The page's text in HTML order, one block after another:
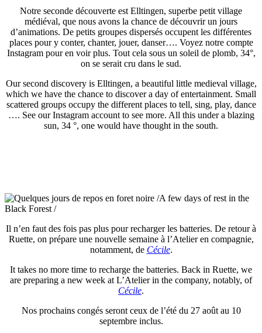
Notre seconde découverte est Elltingen, superbe petit village
médiéval, que nous avons la chance de découvrir un jours
d’animations. De petits groupes dispersés occupent les différentes
places pour y conter, chanter, jouer, danser…. Voyez notre compte
Instagram pour en voir plus. Tout cela sous un soleil de plomb, 34°,
on se serait cru dans le sud.
Our second discovery is Elltingen, a beautiful little medieval village,
which we have the chance to discover a day of entertainment. Small
scattered groups occupy the different places to tell, sing, play, dance
…. See our Instagram account to see more. All this under a blazing
sun, 34 °, one would have thought in the south.
Il n’en faut des fois pas plus pour recharger les batteries. De retour à
Ruette, on prépare une nouvelle semaine à l’Atelier en compagnie,
notamment, de Cécile.
It takes no more time to recharge the batteries. Back in Ruette, we
are preparing a new week at L’Atelier in the company, notably, of
Cécile.
Nos prochains congés seront ceux de l’été du 27 août au 10
septembre inclus.